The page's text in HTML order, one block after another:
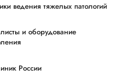
ведения тяжелых патологий
и оборудование
России